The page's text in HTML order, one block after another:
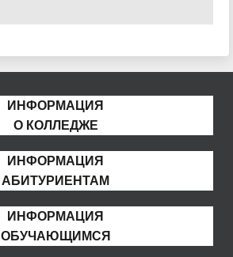
ИНФОРМАЦИЯ
О КОЛЛЕДЖЕ
ИНФОРМАЦИЯ
АБИТУРИЕНТАМ
ИНФОРМАЦИЯ
ОБУЧАЮЩИМСЯ